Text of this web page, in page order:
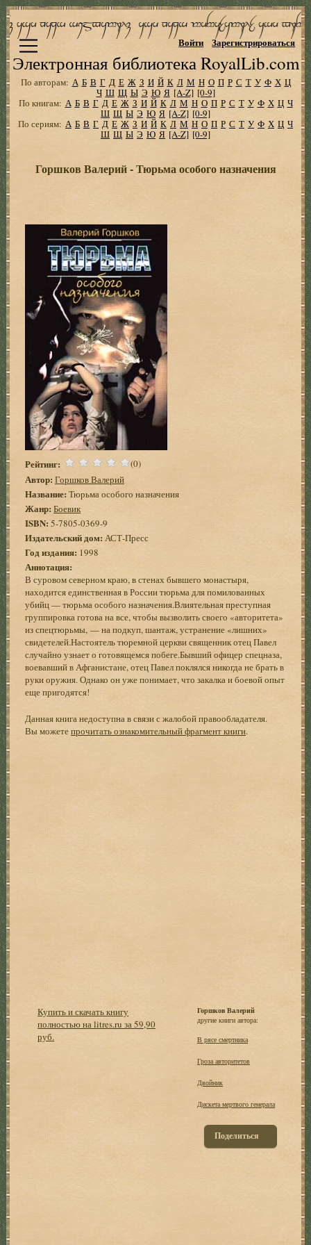
Электронная библиотека RoyalLib.com
Войти Зарегистрироваться
По авторам: А Б В Г Д Е Ж З И Й К Л М Н О П Р С Т У Ф Х Ц
Ч Ш Щ Ы Э Ю Я [A-Z] [0-9]
По книгам: А Б В Г Д Е Ж З И Й К Л М Н О П Р С Т У Ф Х Ц Ч
Ш Щ Ы Э Ю Я [A-Z] [0-9]
По сериям: А Б В Г Д Е Ж З И Й К Л М Н О П Р С Т У Ф Х Ц Ч
Ш Щ Ы Э Ю Я [A-Z] [0-9]
Горшков Валерий - Тюрьма особого назначения
Рейтинг: (0)
Автор: Горшков Валерий
Название: Тюрьма особого назначения
Жанр: Боевик
ISBN:5-7805-0369-9
Издательский дом:АСТ-Пресс
Год издания: 1998
Аннотация:
В суровом северном краю, в стенах бывшего монастыря,
находится единственная в России тюрьма для помилованных
убийц — тюрьма особого назначения.Влиятельная преступная
группировка готова на все, чтобы вызволить своего «авторитета»
из спецтюрьмы, — на подкуп, шантаж, устранение «лишних»
свидетелей.Настоятель тюремной церкви священник отец Павел
случайно узнает о готовящемся побеге.Бывший офицер спецназа,
воевавший в Афганистане, отец Павел поклялся никогда не брать в
руки оружия. Однако он уже понимает, что закалка и боевой опыт
еще пригодятся!
Данная книга недоступна в связи с жалобой правообладателя.
Вы можетепрочитать ознакомительный фрагмент книги.
Купить и скачать книгу
полностью на litres.ru за 59,90
руб.
Горшков Валерий
другие книги автора:
В рясе смертника
Гроза авторитетов
Двойник
Дискета мертвого генерала
Поделиться